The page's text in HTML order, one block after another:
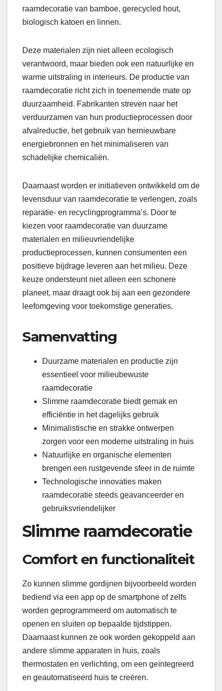
raamdecoratie van bamboe, gerecycled hout,
biologisch katoen en linnen.
Deze materialen zijn niet alleen ecologisch
verantwoord, maar bieden ook een natuurlijke en
warme uitstraling in interieurs. De productie van
raamdecoratie richt zich in toenemende mate op
duurzaamheid. Fabrikanten streven naar het
verduurzamen van hun productieprocessen door
afvalreductie, het gebruik van hernieuwbare
energiebronnen en het minimaliseren van
schadelijke chemicaliën.
Daarnaast worden er initiatieven ontwikkeld om de
levensduur van raamdecoratie te verlengen, zoals
reparatie- en recyclingprogramma’s. Door te
kiezen voor raamdecoratie van duurzame
materialen en milieuvriendelijke
productieprocessen, kunnen consumenten een
positieve bijdrage leveren aan het milieu. Deze
keuze ondersteunt niet alleen een schonere
planeet, maar draagt ook bij aan een gezondere
leefomgeving voor toekomstige generaties.
Samenvatting
Duurzame materialen en productie zijn
essentieel voor milieubewuste
raamdecoratie
Slimme raamdecoratie biedt gemak en
efficiëntie in het dagelijks gebruik
Minimalistische en strakke ontwerpen
zorgen voor een moderne uitstraling in huis
Natuurlijke en organische elementen
brengen een rustgevende sfeer in de ruimte
Technologische innovaties maken
raamdecoratie steeds geavanceerder en
gebruiksvriendelijker
Slimme raamdecoratie
Comfort en functionaliteit
Zo kunnen slimme gordijnen bijvoorbeeld worden
bediend via een app op de smartphone of zelfs
worden geprogrammeerd om automatisch te
openen en sluiten op bepaalde tijdstippen.
Daarnaast kunnen ze ook worden gekoppeld aan
andere slimme apparaten in huis, zoals
thermostaten en verlichting, om een geïntegreerd
en geautomatiseerd huis te creëren.